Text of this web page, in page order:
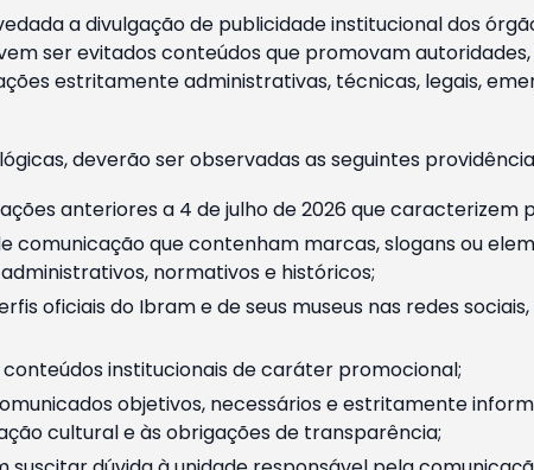
a divulgação de publicidade institucional dos
ser evitados conteúdos que promovam
estritamente administrativas, técnicas, legais,
deverão ser observadas as seguintes
anteriores a 4 de julho de 2026 que caracterizem
comunicação que contenham marcas, slogans ou
normativos e históricos;
oficiais do Ibram e de seus museus nas redes
institucionais de caráter promocional;
objetivos, necessários e estritamente
cultural e às obrigações de transparência;